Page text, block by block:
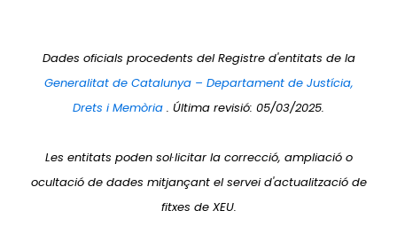
Dades oficials procedents del Registre d'entitats de la
Generalitat de Catalunya – Departament de Justícia,
Drets i Memòria . Última revisió: 05/03/2025.
Les entitats poden sol·licitar la correcció, ampliació o
ocultació de dades mitjançant el servei d'actualització de
fitxes de XEU.